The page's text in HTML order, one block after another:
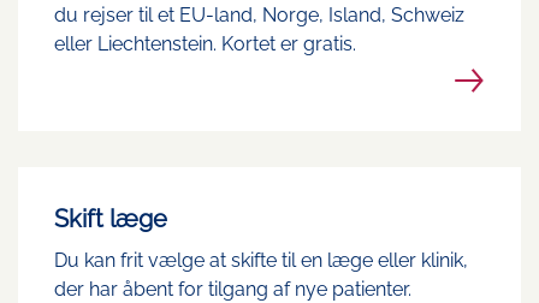
du rejser til et EU-land, Norge, Island, Schweiz
eller Liechtenstein. Kortet er gratis.
Skift læge
Du kan frit vælge at skifte til en læge eller klinik,
der har åbent for tilgang af nye patienter.